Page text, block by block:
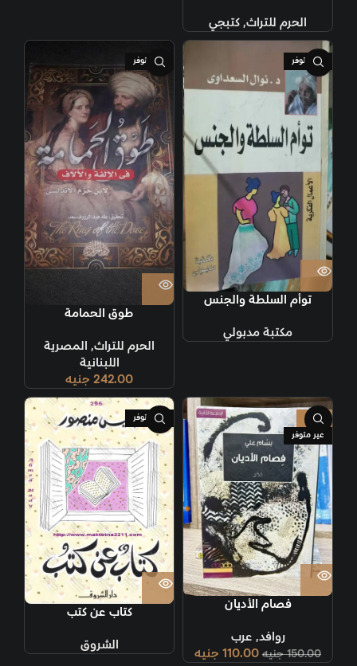
الحرم للتراث, كتبجي
غير متوفر
توأم السلطة والجنس
مكتبة مدبولي
غير متوفر
طوق الحمامة
الحرم للتراث, المصرية
اللبنانية
242.00 جنيه
-27%
غير متوفر
فصام الأديان
روافد, عرب
150.00 جنيه 110.00 جنيه
غير متوفر
كتاب عن كتب
الشروق